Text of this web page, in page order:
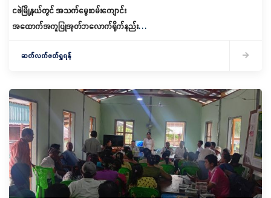
ငဖဲမြို့နယ်တွင် အသက်မွေးဝမ်းကျောင်း
အထောက်အကူပြုအုတ်ဘလောက်ရိုက်နည်း
ဆက်လက်ဖတ်ရှုရန်